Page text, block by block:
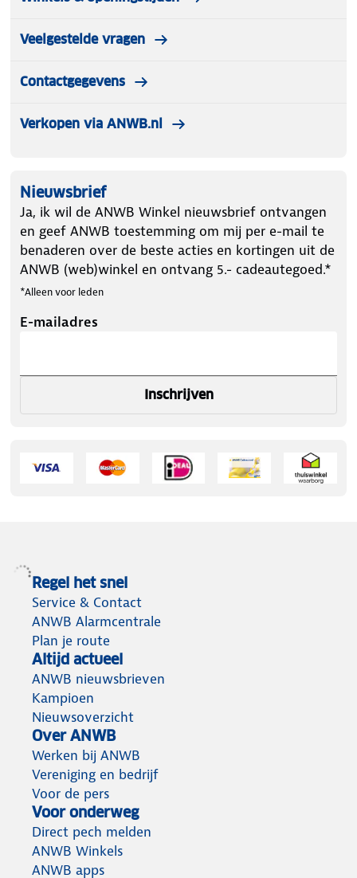
Veelgestelde vragen
Contactgegevens
Verkopen via ANWB.nl
Nieuwsbrief
Ja, ik wil de ANWB Winkel nieuwsbrief ontvangen
en geef ANWB toestemming om mij per e-mail te
benaderen over de beste acties en kortingen uit de
ANWB (web)winkel en ontvang 5.- cadeautegoed.*
*Alleen voor leden
E-mailadres
Inschrijven
Regel het snel
Service & Contact
ANWB Alarmcentrale
Plan je route
Altijd actueel
ANWB nieuwsbrieven
Kampioen
Nieuwsoverzicht
Over ANWB
Werken bij ANWB
Vereniging en bedrijf
Voor de pers
Voor onderweg
Direct pech melden
ANWB Winkels
ANWB apps